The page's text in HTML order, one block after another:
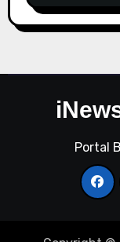
Portal